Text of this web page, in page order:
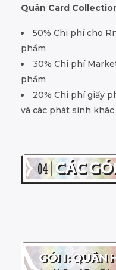
Quân Card
50% Chi phí cho
phẩm
30% Chi phí
phẩm
20% Chi phí giấy
và các phát sinh khác